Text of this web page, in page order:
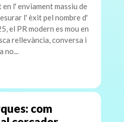
l' enviament massiu de
l' èxit pel nombre d'
el PR modern es mou en
rellevància, conversa i
com